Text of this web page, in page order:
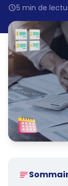
5 min de